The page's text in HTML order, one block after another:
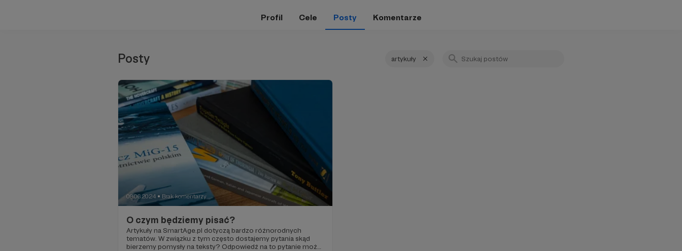
Profil Cele Posty Komentarze
Posty artykuły
09.06.2024 ● Brak komentarzy
O czym będziemy pisać?
Artykuły na SmartAge.pl dotyczą bardzo różnorodnych
tematów. W związku z tym często dostajemy pytania skąd
bierzemy pomysły na teksty? Odpowiedź na to pytanie może